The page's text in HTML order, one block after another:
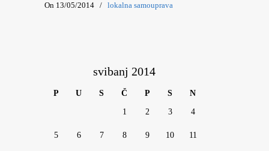
On 13/05/2014 / lokalna samouprava
svibanj 2014
P U S Č P S N
1 2 3 4
5 6 7 8 9 10 11